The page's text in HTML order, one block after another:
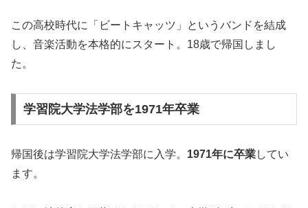
この高校時代に「ビートキャッツ」というバンドを結成
し、音楽活動を本格的にスタート。18歳で帰国しまし
た。
学習院大学法学部を1971年卒業
帰国後は学習院大学法学部に入学。 1971年に卒業してい
ます。